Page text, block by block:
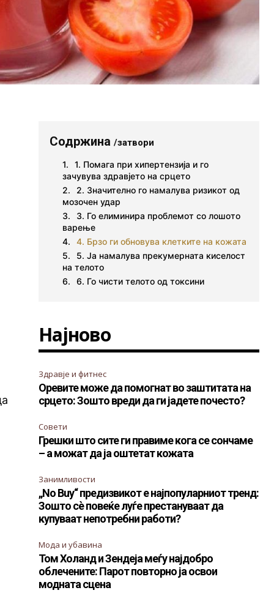
Содржина/затвори
1. Помага при хипертензија и го
зачувува здравјето на срцето
2. Значително го намалува ризикот од
мозочен удар
3. Го елиминира проблемот со лошото
варење
4. Брзо ги обновува клетките на кожата
5. Ја намалува прекумерната киселост
на телото
6. Го чисти телото од токсини
Најново
Здравје и фитнес
Оревите може да помогнат во заштитата на
срцето: Зошто вреди да ги јадете почесто?
Совети
Грешки што сите ги правиме кога се сончаме
– а можат да ја оштетат кожата
Занимливости
„No Buy“ предизвикот е најпопуларниот тренд:
Зошто сè повеќе луѓе престануваат да
купуваат непотребни работи?
Мода и убавина
Том Холанд и Зендеја меѓу најдобро
облечените: Парот повторно ја освои
модната сцена